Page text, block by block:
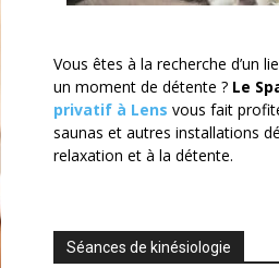
Vous êtes à la recherche d’un
un moment de détente ? Le
privatif à Lens vous fait
saunas et autres installations
relaxation et à la détente.
Séances de kinésiologie